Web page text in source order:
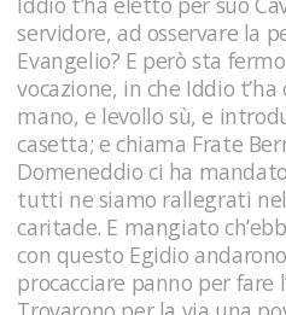
servidore, ad osservare la
Evangelio? E però sta
vocazione, in che Iddio
mano, e levollo sù, e
casetta; e chiama Frate
Domeneddio ci ha
tutti ne siamo rallegrati
caritade. E mangiato
con questo Egidio
procacciare panno per fare